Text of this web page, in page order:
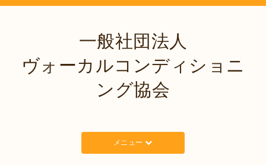
一般社団法人
ヴォーカルコンディショニ
ング協会
メニュー